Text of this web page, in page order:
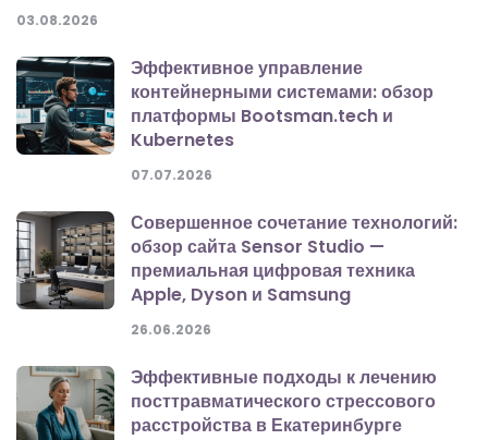
03.08.2026
Эффективное управление
контейнерными системами: обзор
платформы Bootsman.tech и
Kubernetes
07.07.2026
Совершенное сочетание технологий:
обзор сайта Sensor Studio —
премиальная цифровая техника
Apple, Dyson и Samsung
26.06.2026
Эффективные подходы к лечению
посттравматического стрессового
расстройства в Екатеринбурге